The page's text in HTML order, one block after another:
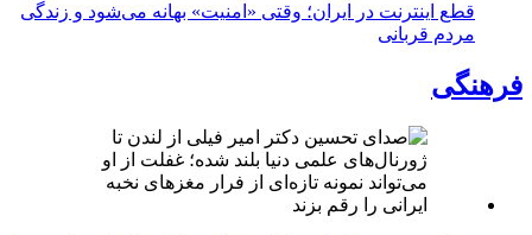
قطع اینترنت در ایران؛ وقتی «امنیت» بهانه می‌شود و زندگی
مردم قربانی
فرهنگی